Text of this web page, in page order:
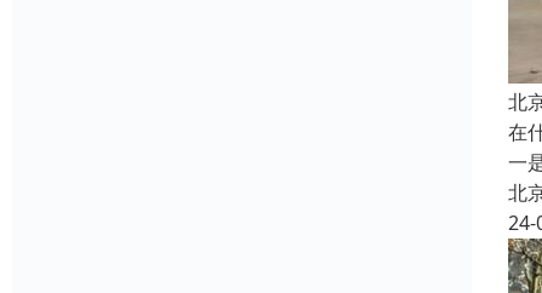
北
在
一
北
24-